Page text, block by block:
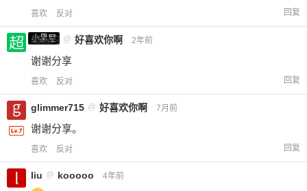
喜欢 反对 回复
小黑屋
超凶的 @ 好喜欢你啊 2年前
谢谢分享
喜欢 反对 回复
glimmer715 @ 好喜欢你啊 7月前
谢谢分享。
喜欢 反对 回复
liu @ kooooo 4年前